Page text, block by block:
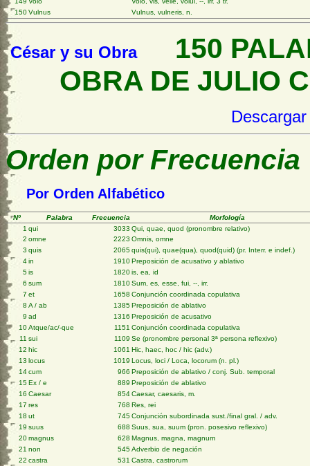
150Vulnus Vulnus, vulneris, n.
César y su Obra150
OBRA DE
Orden por Frecuencia
Por Orden Alfabético
Nº Palabra Frecuencia
Morfología
1 qui 3033 Qui, quae, quod (pronombre relativo)
2 omne 2223 Omnis, omne
3 quis 2065quis(qui), quae(qua), quod(quid) (pr. Interr. e indef.)
4in 1910Preposición de acusativo y ablativo
5is 1820is, ea, id
6 sum 1810Sum, es, esse, fui, --, irr.
7 et 1658 Conjunción coordinada copulativa
8 A / ab 1385Preposición de ablativo
9 ad 1316 Preposición de acusativo
10Atque/ac/-que 1151 Conjunción coordinada copulativa
11 sui 1109 Se (pronombre personal 3ª persona reflexivo)
12 hic 1061 Hic, haec, hoc / hic (adv.)
13 locus 1019 Locus, loci / Loca, locorum (n. pl.)
14cum 966 Preposición de ablativo / conj. Sub. temporal
15Ex / e 889 Preposición de ablativo
16 Caesar 854Caesar, caesaris, m.
17 res 768 Res, rei
18 ut 745Conjunción subordinada sust./final gral. / adv.
19 suus 688 Suus, sua, suum (pron. posesivo reflexivo)
20magnus 628 Magnus, magna, magnum
21 non 545Adverbio de negación
22 castra 531 Castra, castrorum